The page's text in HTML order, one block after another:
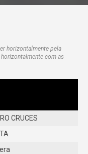
horizontalmente pela
com as
CRUCES